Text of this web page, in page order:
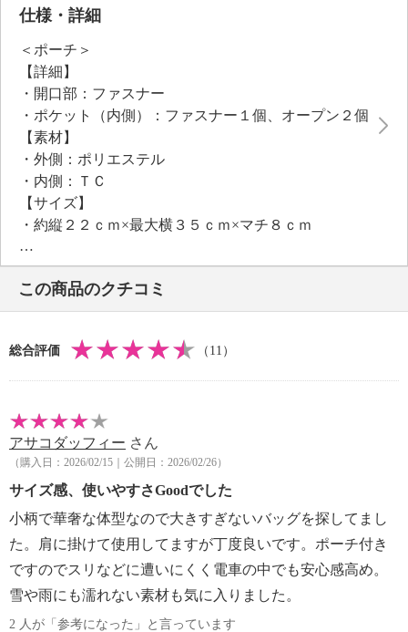
仕様・詳細
＜ポーチ＞
【詳細】
・開口部：ファスナー
・ポケット（内側）：ファスナー１個、オープン２個
【素材】
・外側：ポリエステル
・内側：ＴＣ
【サイズ】
・約縦２２ｃｍ×最大横３５ｃｍ×マチ８ｃｍ
・Ａ４サイズ：不可
【重さ】
・約２５６ｇ
【個体差あり】
【原産国（地）】
・中国製
＜バッグ＞
【詳細】
・開口部：マグネット
・ポケット（外側）：マグネット２個、ファスナー１
個
・ポケット（内側）：ファスナー１個、オープン２個
【付属品】
・チャーム
【素材】
・外側：ポリエステル
この商品のクチコミ
総合評価 （11）
アサコダッフィー さん
（購入日：2026/02/15｜公開日：2026/02/26）
サイズ感、使いやすさGoodでした
小柄で華奢な体型なので大きすぎないバッグを探してまし
た。肩に掛けて使用してますが丁度良いです。ポーチ付き
ですのでスリなどに遭いにくく電車の中でも安心感高め。
雪や雨にも濡れない素材も気に入りました。
2 人が「参考になった」と言っています